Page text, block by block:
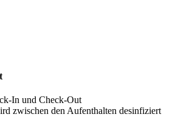
In und Check-Out
zwischen den Aufenthalten desinfiziert